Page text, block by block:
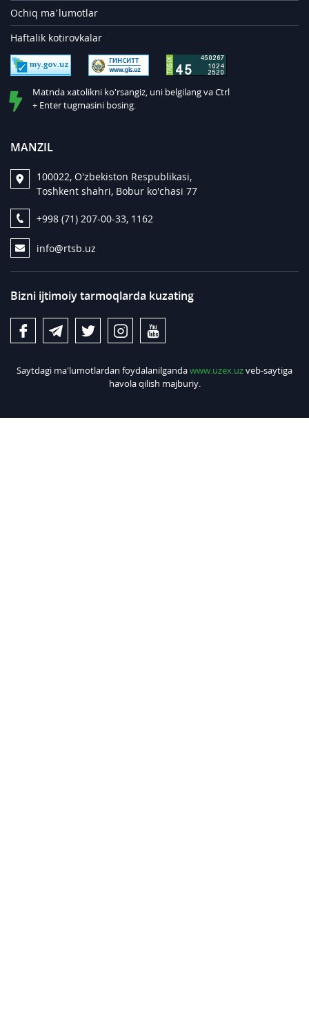
Ochiq ma’lumotlar
Haftalik kotirovkalar
Matnda xatolikni ko'rsangiz, uni belgilang va Ctrl
+ Enter tugmasini bosing.
MANZIL
100022, O'zbekiston Respublikasi,
Toshkent shahri, Bobur ko'chasi 77
+998 (71) 207-00-33, 1162
info@rtsb.uz
Bizni ijtimoiy tarmoqlarda kuzating
Saytdagi ma'lumotlardan foydalanilgandawww.uzex.uzveb-saytiga
havola qilish majburiy.